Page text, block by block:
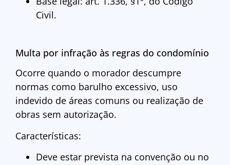
Civil.
Multa por infração às regras do condomínio
Ocorre quando o morador descumpre
normas como barulho excessivo, uso
indevido de áreas comuns ou realização de
obras sem autorização.
Características:
Deve estar prevista na convenção ou no